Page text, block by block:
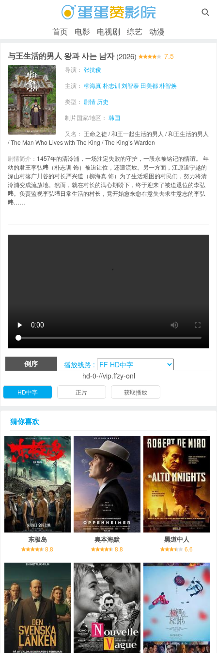

首页 电影 电视剧 综艺 动漫
与王生活的男人 왕과 사는 남자 (2026) 7.5
导演： 张抗俊
主演： 柳海真朴志训 刘智泰 田美都朴智焕
类型： 剧情 历史
制片国家/地区： 韩国
又名： 王命之徒 / 和王一起生活的男人 / 和王生活的男人
/ The Man Who Lives with The King / The King’s Warden
剧情简介： 1457年的清泠浦，一场注定失败的守护，一段永被铭记的情谊。 年
幼的君王李弘𬀩（朴志训 饰）被迫让位，还遭流放。另一方面，江原道宁越的
深山村落广川谷的村长严兴道（柳海真 饰）为了生活艰困的村民们，努力将清
泠浦变成流放地。然而，就在村长的满心期盼下，终于迎来了被迫退位的李弘
𬀩。负责监视李弘𬀩日常生活的村长，竟开始愈来愈在意失去求生意志的李弘
𬀩……
倒序
播放线路 :
hd-0-//vip.ffzy-onl
HD中字 正片 获取播放
猜你喜欢
东极岛
8.8
奥本海默
8.8
黑道中人
6.6